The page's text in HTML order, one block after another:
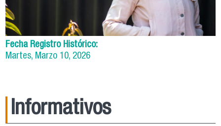
Fecha Registro Histórico:
Martes, Marzo 10, 2026
Informativos